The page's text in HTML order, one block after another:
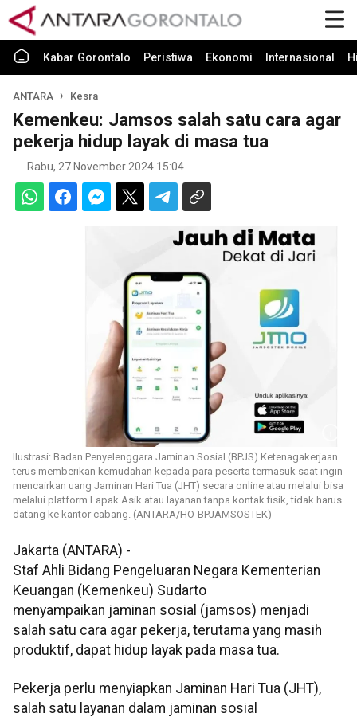
Kabar Gorontalo Peristiwa Ekonomi Internasional
ANTARA Kesra
Kemenkeu: Jamsos salah satu cara agar
pekerja hidup layak di masa tua
Rabu, 27 November 2024 15:04
Ilustrasi: Badan Penyelenggara Jaminan Sosial (BPJS) Ketenagakerjaan
terus memberikan kemudahan kepada para peserta termasuk saat ingin
mencairkan uang Jaminan Hari Tua (JHT) secara online atau melalui bisa
melalui platform Lapak Asik atau layanan tanpa kontak fisik, tidak harus
datang ke kantor cabang. (ANTARA/HO-BPJAMSOSTEK)
Jakarta (ANTARA) -
Staf Ahli Bidang Pengeluaran Negara Kementerian
Keuangan (Kemenkeu) Sudarto
menyampaikan jaminan sosial (jamsos) menjadi
salah satu cara agar pekerja, terutama yang masih
produktif, dapat hidup layak pada masa tua.
Pekerja perlu menyiapkan Jaminan Hari Tua (JHT),
salah satu layanan dalam jaminan sosial